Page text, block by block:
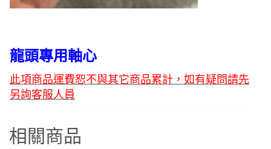
龍頭專用軸心
此項商品運費恕不與其它商品累計，如有疑問請先
另詢客服人員
相關商品